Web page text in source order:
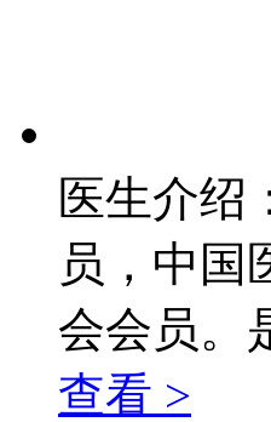
医生介绍
员，中国
会会员。
查看 >